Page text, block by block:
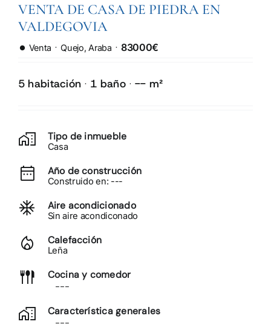
VENTA DE CASA DE PIEDRA EN
VALDEGOVIA
Venta · Quejo, Araba · 83000€
5 habitación · 1 baño · -- m²
Tipo de inmueble
Casa
Año de construcción
Construido en: ---
Aire acondicionado
Sin aire acondiconado
Calefacción
Leña
Cocina y comedor
---
Característica generales
---